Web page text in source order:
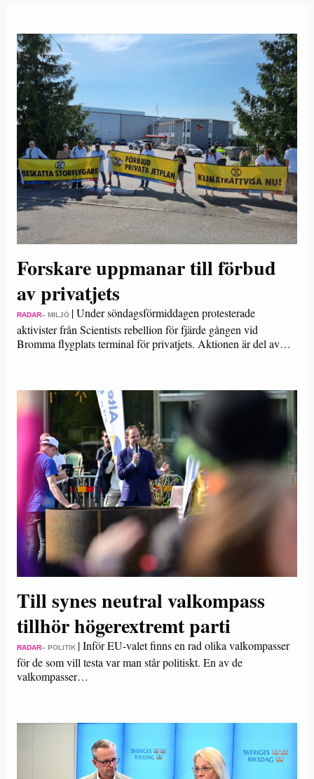
Forskare uppmanar till förbud
av privatjets
RADAR– MILJÖ |Under söndagsförmiddagen protesterade
aktivister från Scientists rebellion för fjärde gången vid
Bromma flygplats terminal för privatjets. Aktionen är del av…
Till synes neutral valkompass
tillhör högerextremt parti
RADAR– POLITIK |Inför EU-valet finns en rad olika valkompasser
för de som vill testa var man står politiskt. En av de
valkompasser…